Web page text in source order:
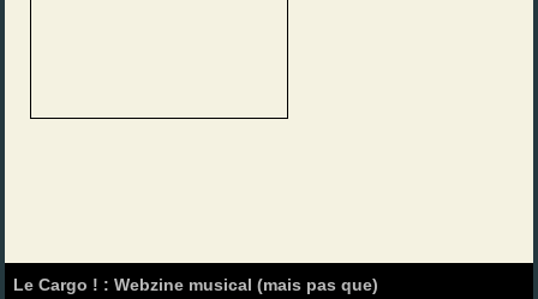
Le Cargo ! : Webzine musical (mais pas que)